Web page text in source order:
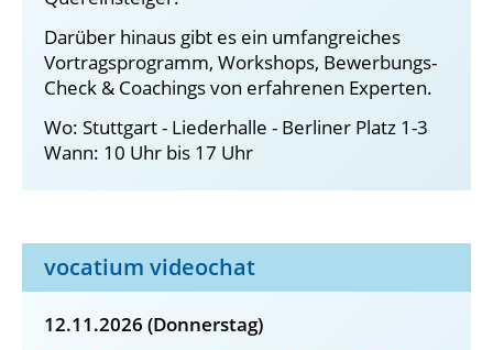
Darüber hinaus gibt es ein umfangreiches
Vortragsprogramm, Workshops, Bewerbungs-
Check & Coachings von erfahrenen Experten.
Wo: Stuttgart - Liederhalle - Berliner Platz 1-3
Wann: 10 Uhr bis 17 Uhr
vocatium videochat
12.11.2026 (Donnerstag)